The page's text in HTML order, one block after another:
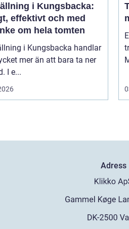
i Kungsbacka:
effektivt och med
om hela tomten
i Kungsbacka handlar
mer än att bara ta ner
I e...
Adress